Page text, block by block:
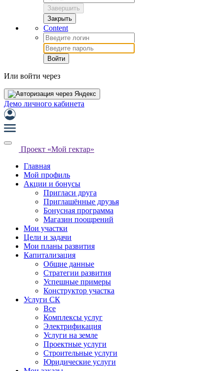
Завершить
Закрыть
Content
Войти
Или войти через
Демо личного кабинета
Проект «Мой гектар»
Главная
Мой профиль
Акции и бонусы
Пригласи друга
Приглашённые друзья
Бонусная программа
Магазин поощрений
Мои участки
Цели и задачи
Мои планы развития
Капитализация
Общие данные
Стратегии развития
Успешные примеры
Конструктор участка
Услуги СК
Все
Комплексы услуг
Электрификация
Услуги на земле
Проектные услуги
Строительные услуги
Юридические услуги